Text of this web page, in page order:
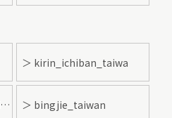
＞ kirin_ichiban_taiwa
＞ kirin_green_label_taiwan ＞ bingjie_taiwan